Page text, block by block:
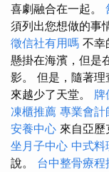
喜劇融合在一起。
須列出您想做的事
徵信社有用嗎 不幸
懸掛在海濱，但是
影。 但是，隨著
來越少了天堂。 牌
凍櫃推薦 專業會計
安養中心 來自亞歷
坐月子中心 中式料
說。 台中整骨療程